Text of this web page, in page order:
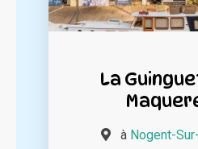
La
à Nogent-